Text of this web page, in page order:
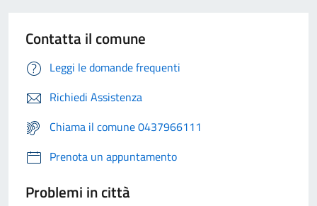
Contatta il comune
Leggi le domande frequenti
Richiedi Assistenza
Chiama il comune 0437966111
Prenota un appuntamento
Problemi in città